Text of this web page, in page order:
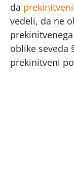
da
vedeli, da ne
oblike seveda
prekinitveni